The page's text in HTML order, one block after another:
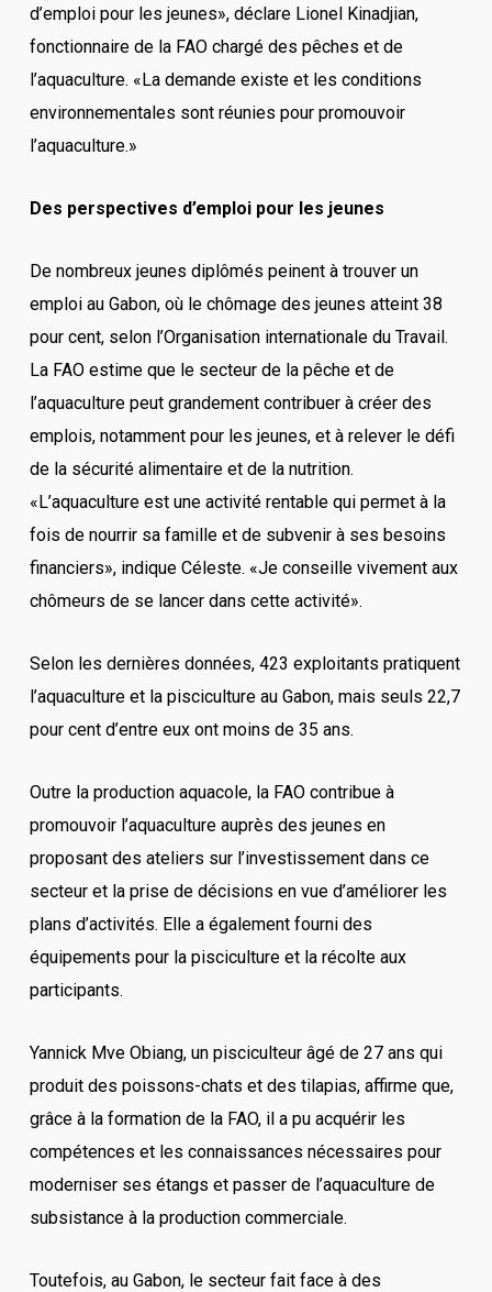
d’emploi pour les jeunes», déclare Lionel Kinadjian,
fonctionnaire de la FAO chargé des pêches et de
l’aquaculture. «La demande existe et les conditions
environnementales sont réunies pour promouvoir
l’aquaculture.»
Des perspectives d’emploi pour les jeunes
De nombreux jeunes diplômés peinent à trouver un
emploi au Gabon, où le chômage des jeunes atteint 38
pour cent, selon l’Organisation internationale du Travail.
La FAO estime que le secteur de la pêche et de
l’aquaculture peut grandement contribuer à créer des
emplois, notamment pour les jeunes, et à relever le défi
de la sécurité alimentaire et de la nutrition.
«L’aquaculture est une activité rentable qui permet à la
fois de nourrir sa famille et de subvenir à ses besoins
financiers», indique Céleste. «Je conseille vivement aux
chômeurs de se lancer dans cette activité».
Selon les dernières données, 423 exploitants pratiquent
l’aquaculture et la pisciculture au Gabon, mais seuls 22,7
pour cent d’entre eux ont moins de 35 ans.
Outre la production aquacole, la FAO contribue à
promouvoir l’aquaculture auprès des jeunes en
proposant des ateliers sur l’investissement dans ce
secteur et la prise de décisions en vue d’améliorer les
plans d’activités. Elle a également fourni des
équipements pour la pisciculture et la récolte aux
participants.
Yannick Mve Obiang, un pisciculteur âgé de 27 ans qui
produit des poissons-chats et des tilapias, affirme que,
grâce à la formation de la FAO, il a pu acquérir les
compétences et les connaissances nécessaires pour
moderniser ses étangs et passer de l’aquaculture de
subsistance à la production commerciale.
Toutefois, au Gabon, le secteur fait face à des